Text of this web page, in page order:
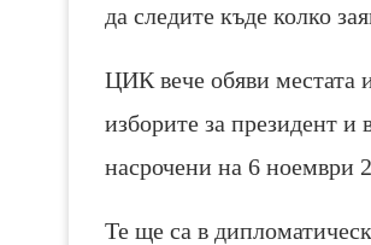
да следите къде колко
ЦИК вече обяви местата
изборите за президент
насрочени на 6 ноември
Те ще са в